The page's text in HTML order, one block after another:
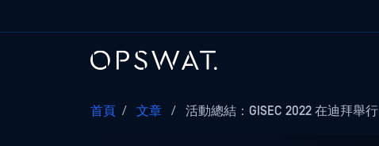
首頁 / 文章 / 活動總結：GISEC 2022 在迪拜舉行